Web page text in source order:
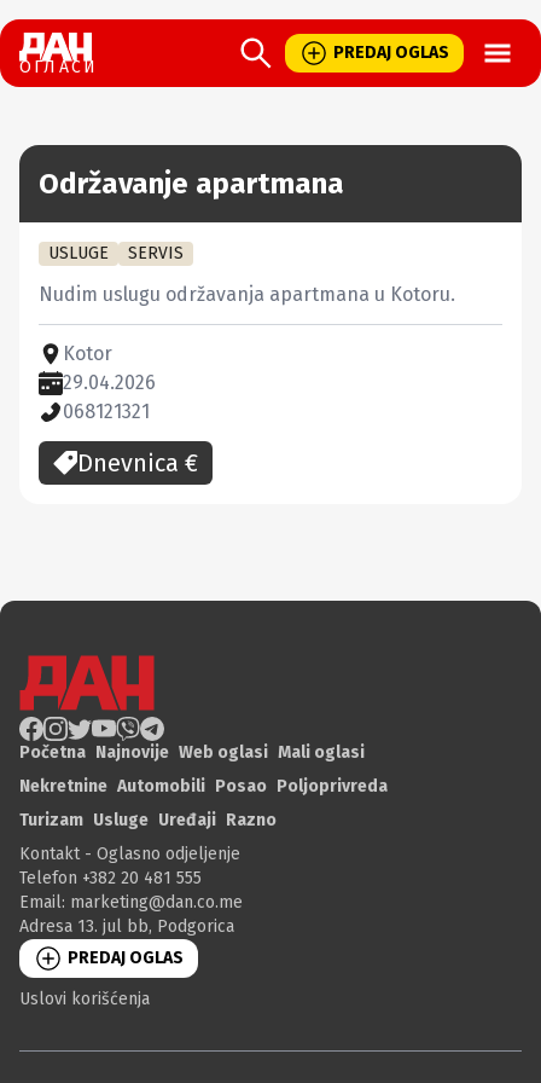
ОГЛАСИ
PREDAJ OGLAS
Održavanje apartmana
USLUGE SERVIS
Nudim uslugu održavanja apartmana u Kotoru.
Kotor
29.04.2026
068121321
Dnevnica €
Početna Najnovije Web oglasi Mali oglasi
Nekretnine Automobili Posao Poljoprivreda
Turizam Usluge Uređaji Razno
Kontakt - Oglasno odjeljenje
Telefon +382 20 481 555
Email: marketing@dan.co.me
Adresa 13. jul bb, Podgorica
PREDAJ OGLAS
Uslovi korišćenja